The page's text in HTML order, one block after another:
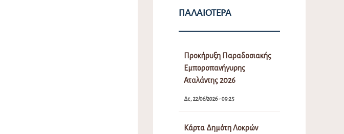
ΠΑΛΑΙΌΤΕΡΑ
Προκήρυξη Παραδοσιακής
Εμποροπανήγυρης
Αταλάντης 2026
Δε, 22/06/2026 - 09:25
Κάρτα Δημότη Λοκρών